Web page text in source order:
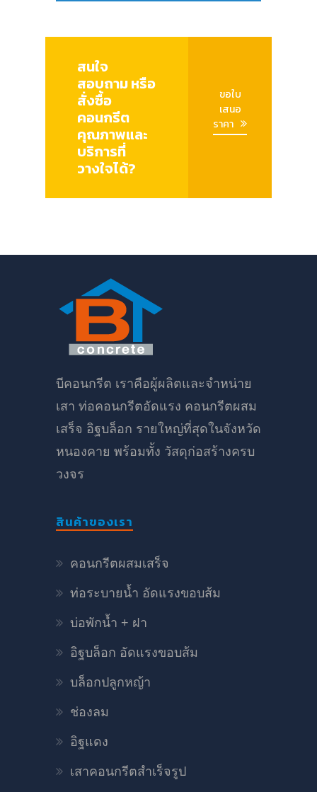
สนใจ
สอบถาม หรือ
สั่งซื้อ
คอนกรีต
คุณภาพและ
บริการที่
วางใจได้?
ขอใบ
เสนอ
ราคา
บีคอนกรีต เราคือผู้ผลิตและจำหน่าย
เสา ท่อคอนกรีตอัดแรง คอนกรีตผสม
เสร็จ อิฐบล็อก รายใหญ่ที่สุดในจังหวัด
หนองคาย พร้อมทั้ง วัสดุก่อสร้างครบ
วงจร
สินค้าของเรา
คอนกรีตผสมเสร็จ
ท่อระบายน้ำ อัดแรงขอบส้ม
บ่อพักน้ำ + ฝา
อิฐบล็อก อัดแรงขอบส้ม
บล็อกปลูกหญ้า
ช่องลม
อิฐแดง
เสาคอนกรีตสำเร็จรูป